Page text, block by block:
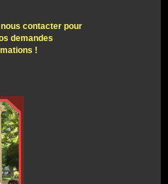
contacter pour
demandes
!